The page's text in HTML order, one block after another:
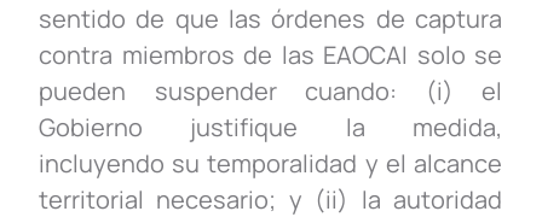
sentido de que las órdenes de captura
contra miembros de las EAOCAI solo se
pueden suspender cuando: (i) el
Gobierno justifique la medida,
incluyendo su temporalidad y el alcance
territorial necesario; y (ii) la autoridad